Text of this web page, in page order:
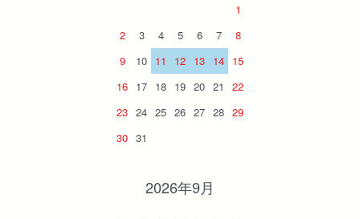
1
2
3 4 5 6 7
8
9
10 11 12 13 14 15
16 17 18 19 20 21
22
23 24 25 26 27 28 29
30 31
2026年9月